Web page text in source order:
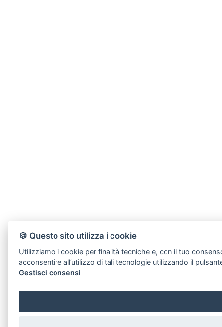
🍪 Questo sito utilizza i cookie
Utilizziamo i cookie per finalità tecniche e, con il tuo
acconsentire all’utilizzo di tali tecnologie utilizzando il
Gestisci consensi